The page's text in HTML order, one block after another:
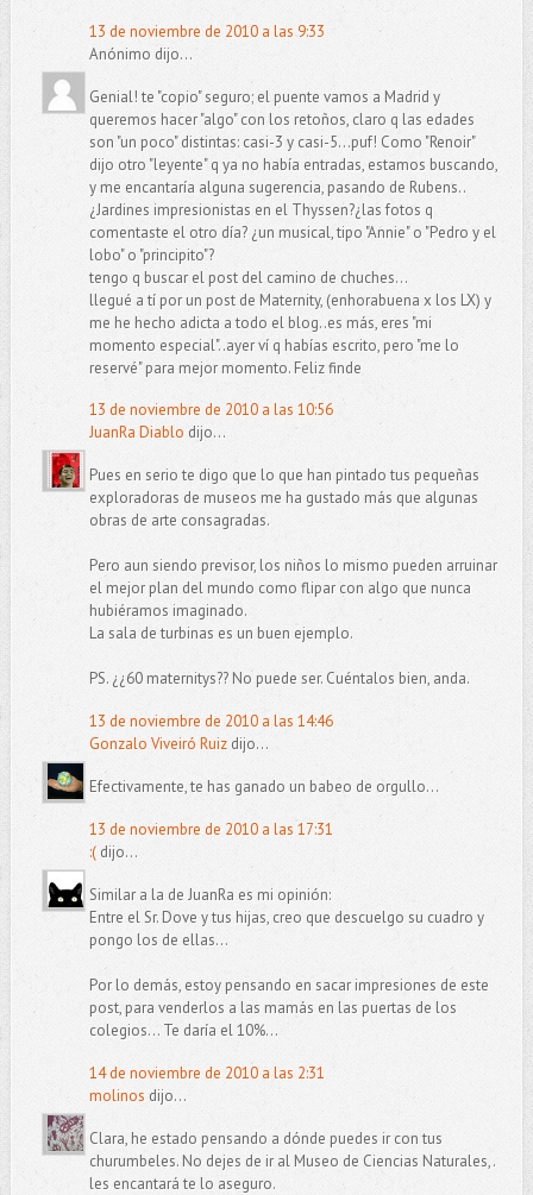
13 de noviembre de 2010 a las 9:33
Anónimo dijo...
Genial! te "copio" seguro; el puente vamos a Madrid y
queremos hacer "algo" con los retoños, claro q las edades
son "un poco" distintas: casi-3 y casi-5...puf! Como "Renoir"
dijo otro "leyente" q ya no había entradas, estamos buscando,
y me encantaría alguna sugerencia, pasando de Rubens..
¿Jardines impresionistas en el Thyssen?¿las fotos q
comentaste el otro día? ¿un musical, tipo "Annie" o "Pedro y el
lobo" o "principito"?
tengo q buscar el post del camino de chuches...
llegué a tí por un post de Maternity, (enhorabuena x los LX) y
me he hecho adicta a todo el blog..es más, eres "mi
momento especial"..ayer ví q habías escrito, pero "me lo
reservé" para mejor momento. Feliz finde
13 de noviembre de 2010 a las 10:56
JuanRa Diablo dijo...
Pues en serio te digo que lo que han pintado tus pequeñas
exploradoras de museos me ha gustado más que algunas
obras de arte consagradas.
Pero aun siendo previsor, los niños lo mismo pueden arruinar
el mejor plan del mundo como flipar con algo que nunca
hubiéramos imaginado.
La sala de turbinas es un buen ejemplo.
PS. ¿¿60 maternitys?? No puede ser. Cuéntalos bien, anda.
13 de noviembre de 2010 a las 14:46
Gonzalo Viveiró Ruizdijo...
Efectivamente, te has ganado un babeo de orgullo...
13 de noviembre de 2010 a las 17:31
:(dijo...
Similar a la de JuanRa es mi opinión:
Entre el Sr. Dove y tus hijas, creo que descuelgo su cuadro y
pongo los de ellas...
Por lo demás, estoy pensando en sacar impresiones de este
post, para venderlos a las mamás en las puertas de los
colegios... Te daría el 10%...
14 de noviembre de 2010 a las 2:31
molinos dijo...
Clara, he estado pensando a dónde puedes ir con tus
churumbeles. No dejes de ir al Museo de Ciencias Naturales,.
les encantará te lo aseguro.